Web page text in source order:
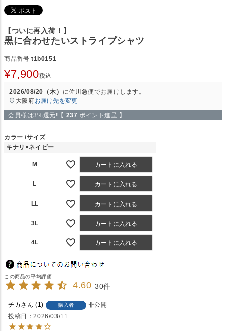
【ついに再入荷！】
黒に合わせたいストライプシャツ
商品番号 t1b0151
¥7,900税込
2026/08/20（木） に佐川急便でお届けします。
大阪府お届け先を変更
会員様は3%還元!【 237 ポイント進呈 】
カラー サイズ
キナリ×ネイビー
M カートに入れる
L カートに入れる
LL カートに入れる
3L カートに入れる
4L カートに入れる
4.60 30
チカ 1 購入者
非公開
投稿日
2026/03/11